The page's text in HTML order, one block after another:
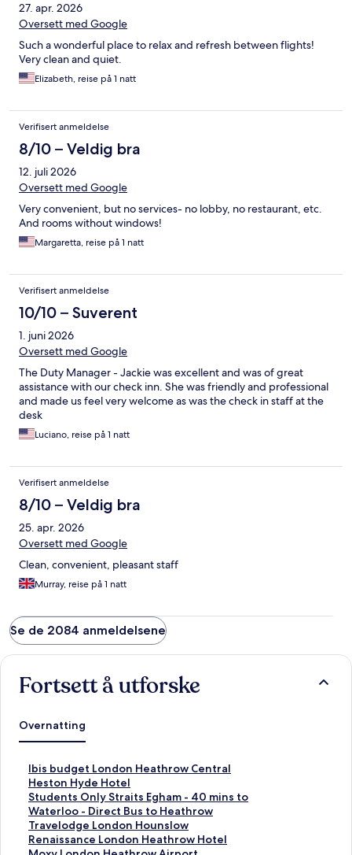
27. apr. 2026
Oversett med Google
Such a wonderful place to relax and refresh between flights!
Very clean and quiet.
Elizabeth, reise på 1 natt
Verifisert anmeldelse
8/10 – Veldig bra
12. juli 2026
Oversett med Google
Very convenient, but no services- no lobby, no restaurant, etc.
And rooms without windows!
Margaretta, reise på 1 natt
Verifisert anmeldelse
10/10 – Suverent
1. juni 2026
Oversett med Google
The Duty Manager - Jackie was excellent and was of great
assistance with our check inn. She was friendly and professional
and made us feel very welcome as was the check in staff at the
desk
Luciano, reise på 1 natt
Verifisert anmeldelse
8/10 – Veldig bra
25. apr. 2026
Oversett med Google
Clean, convenient, pleasant staff
Murray, reise på 1 natt
Se de 2084 anmeldelsene
Fortsett å utforske
Overnatting
Ibis budget London Heathrow Central
L
i
n
k
s
o
Heston Hyde Hotel
L
i
n
k
s
Students Only Straits Egham - 40 mins to
Waterloo - Direct Bus to Heathrow
L
i
n
k
Travelodge London Hounslow
L
iRenaissance London Heathrow Hotel
L